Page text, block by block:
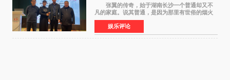
张翼的传奇，始于湖南长沙一个普通却又不
凡的家庭。说其普通，是因为那里有世俗的烟火
气；说其不凡，是因为家中有一位洞悉天地玄机
的长者——他的爷爷。作为当地的风水师，爷爷
是张翼走进易学
娱乐评论